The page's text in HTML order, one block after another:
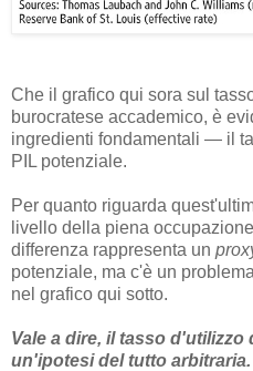
Che il grafico qui sora sul
burocratese accademico, è
ingredienti fondamentali — il
PIL potenziale.
Per quanto riguarda
livello della piena
differenza rappresenta un
potenziale, ma c'è un
nel grafico qui sotto.
Vale a dire, il tasso
un'ipotesi del tutto arbitraria.